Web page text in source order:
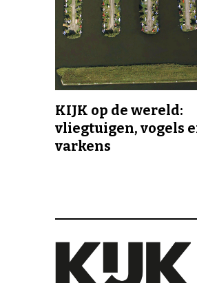
KIJK op de wereld:
vliegtuigen, vogels
varkens